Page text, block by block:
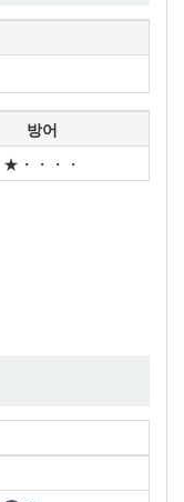
방어
★・・・・